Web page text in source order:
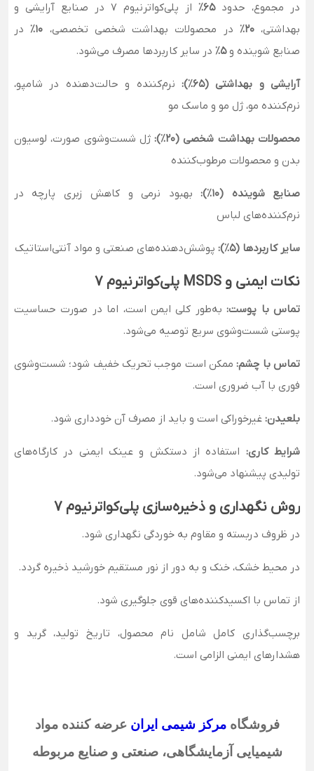
در مجموع، حدود۶۵٪
از پلی‌کواترنیوم ۷ در صنایع آرایشی و
بهداشتی،۲۰٪ در محصولات بهداشت شخصی تخصصی، ۱۰٪ در
صنایع شوینده و۵٪ در سایر کاربردها مصرف می‌شود.
آرایشی و بهداشتی (۶۵٪):
نرم‌کننده و حالت‌دهنده در شامپو،
نرم‌کننده مو، ژل مو و ماسک مو
محصولات بهداشت شخصی (۲۰٪):
ژل شست‌وشوی صورت، لوسیون
بدن و محصولات مرطوب‌کننده
صنایع شوینده (۱۰٪):
بهبود نرمی و کاهش زبری پارچه در
نرم‌کننده‌های لباس
سایر کاربردها (۵٪): پوشش‌دهنده‌های صنعتی و مواد آنتی‌استاتیک
نکات ایمنی و MSDS پلی‌کواترنیوم ۷
تماس با پوست:به‌طور کلی ایمن است، اما در صورت حساسیت
پوستی شست‌وشوی سریع توصیه می‌شود.
تماس با چشم:ممکن است موجب تحریک خفیف شود؛ شست‌وشوی
فوری با آب ضروری است.
بلعیدن: غیرخوراکی است و باید از مصرف آن خودداری شود.
شرایط کاری: استفاده از دستکش و عینک ایمنی در کارگاه‌های
تولیدی پیشنهاد می‌شود.
روش نگهداری و ذخیره‌سازی پلی‌کواترنیوم ۷
در ظروف دربسته و مقاوم به خوردگی نگهداری شود.
در محیط خشک، خنک و به دور از نور مستقیم خورشید ذخیره گردد.
از تماس با اکسیدکننده‌های قوی جلوگیری شود.
برچسب‌گذاری کامل شامل نام محصول، تاریخ تولید، گرید و
هشدارهای ایمنی الزامی است.
فروشگاهمرکز شیمی ایران عرضه کننده مواد
شیمیایی آزمایشگاهی، صنعتی و صنایع مربوطه